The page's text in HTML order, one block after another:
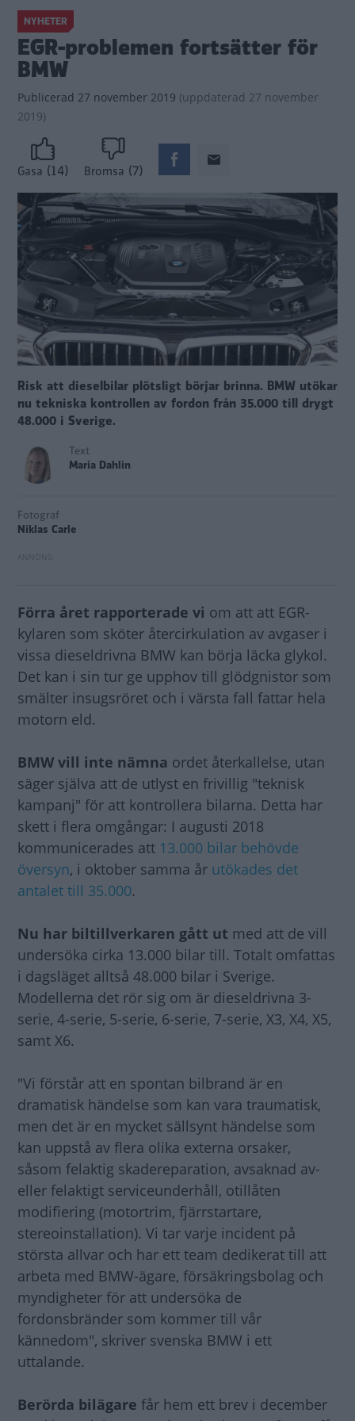
NYHETER
EGR-problemen fortsätter för
BMW
Publicerad 27 november 2019 (uppdaterad 27 november
2019)
Gasa (14) Bromsa (7)
Risk att dieselbilar plötsligt börjar brinna. BMW utökar
nu tekniska kontrollen av fordon från 35.000 till drygt
48.000 i Sverige.
Text
Maria Dahlin
Fotograf
Niklas Carle
Förra året rapporterade vi om att att EGR-
kylaren som sköter återcirkulation av avgaser i
vissa dieseldrivna BMW kan börja läcka glykol.
Det kan i sin tur ge upphov till glödgnistor som
smälter insugsröret och i värsta fall fattar hela
motorn eld.
BMW vill inte nämna ordet återkallelse, utan
säger själva att de utlyst en frivillig "teknisk
kampanj" för att kontrollera bilarna. Detta har
skett i flera omgångar: I augusti 2018
kommunicerades att 13.000 bilar behövde
översyn, i oktober samma år utökades det
antalet till 35.000.
Nu har biltillverkaren gått ut med att de vill
undersöka cirka 13.000 bilar till. Totalt omfattas
i dagsläget alltså 48.000 bilar i Sverige.
Modellerna det rör sig om är dieseldrivna 3-
serie, 4-serie, 5-serie, 6-serie, 7-serie, X3, X4, X5,
samt X6.
"Vi förstår att en spontan bilbrand är en
dramatisk händelse som kan vara traumatisk,
men det är en mycket sällsynt händelse som
kan uppstå av flera olika externa orsaker,
såsom felaktig skadereparation, avsaknad av-
eller felaktigt serviceunderhåll, otillåten
modifiering (motortrim, fjärrstartare,
stereoinstallation). Vi tar varje incident på
största allvar och har ett team dedikerat till att
arbeta med BMW-ägare, försäkringsbolag och
myndigheter för att undersöka de
fordonsbränder som kommer till vår
kännedom", skriver svenska BMW i ett
uttalande.
Berörda bilägare får hem ett brev i december